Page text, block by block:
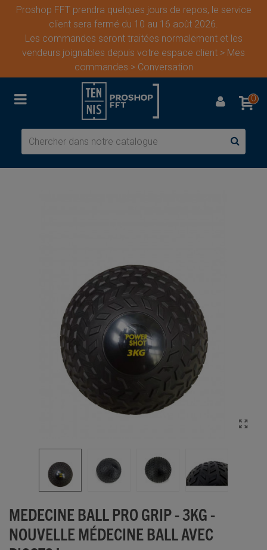
Proshop FFT prendra quelques jours de repos, le service
client sera fermé du 10 au 16 août 2026.
Les commandes seront traitées normalement et les
vendeurs joignables depuis votre espace client > Mes
commandes > Conversation
0
MEDECINE BALL PRO GRIP - 3KG -
NOUVELLE MÉDECINE BALL AVEC